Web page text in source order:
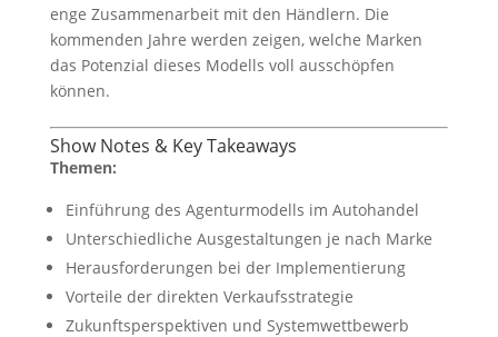
enge Zusammenarbeit mit den Händlern. Die
kommenden Jahre werden zeigen, welche Marken
das Potenzial dieses Modells voll ausschöpfen
können.
Show Notes & Key Takeaways
Themen:
Einführung des Agenturmodells im Autohandel
Unterschiedliche Ausgestaltungen je nach Marke
Herausforderungen bei der Implementierung
Vorteile der direkten Verkaufsstrategie
Zukunftsperspektiven und Systemwettbewerb